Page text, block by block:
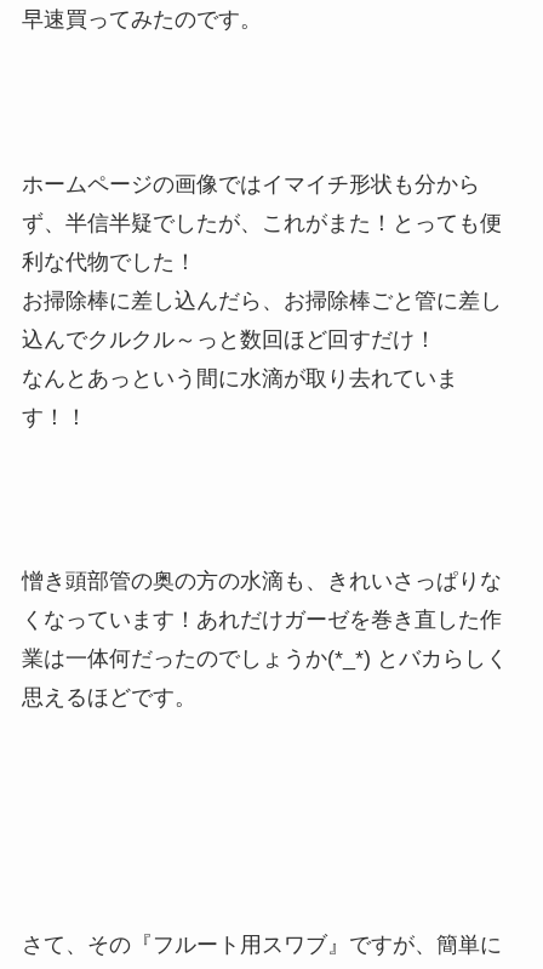
早速買ってみたのです。
ホームページの画像ではイマイチ形状も分から
ず、半信半疑でしたが、これがまた！とっても便
利な代物でした！
お掃除棒に差し込んだら、お掃除棒ごと管に差し
込んでクルクル～っと数回ほど回すだけ！
なんとあっという間に水滴が取り去れていま
す！！
憎き頭部管の奥の方の水滴も、きれいさっぱりな
くなっています！あれだけガーゼを巻き直した作
業は一体何だったのでしょうか(*_*) とバカらしく
思えるほどです。
さて、その『フルート用スワブ』ですが、簡単に